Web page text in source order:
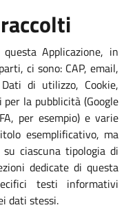
Applicazione, in
ci sono: CAP, email,
di utilizzo, Cookie,
la pubblicità (Google
per esempio) e varie
esemplificativo, ma
ciascuna tipologia di
dedicate di questa
testi informativi
dati stessi.